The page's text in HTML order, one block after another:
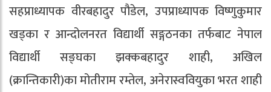
सहप्राध्यापक वीरबहादुर पौडेल, उपप्राध्यापक विष्णुकुमार
खड्का र आन्दोलनरत विद्यार्थी सङ्गठनका तर्फबाट नेपाल
विद्यार्थी सङ्घका झक्कबहादुर शाही, अखिल
(क्रान्तिकारी)का मोतीराम रम्तेल, अनेरास्ववियुका भरत शाही